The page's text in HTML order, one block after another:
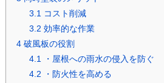
3.1コスト削減
3.2 効率的な作業
4破風板の役割
4.1・屋根への雨水の侵入を防ぐ
4.2 ・防火性を高める